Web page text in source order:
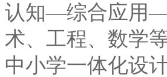
认知—综合应用—
术、工程、数学
中小学一体化设